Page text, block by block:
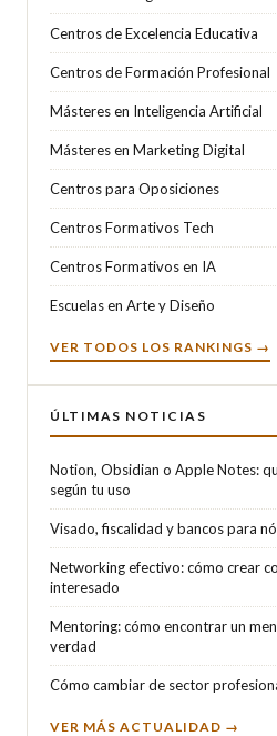
Centros de Excelencia Educativa
Centros de Formación Profesional
Másteres en Inteligencia Artificial
Másteres en Marketing Digital
Centros para Oposiciones
Centros Formativos Tech
Centros Formativos en IA
Escuelas en Arte y Diseño
VER TODOS LOS RANKINGS →
ÚLTIMAS NOTICIAS
Notion, Obsidian o Apple Notes:
según tu uso
Visado, fiscalidad y bancos para
Networking efectivo: cómo crear
interesado
Mentoring: cómo encontrar un
verdad
Cómo cambiar de sector
VER MÁS ACTUALIDAD →